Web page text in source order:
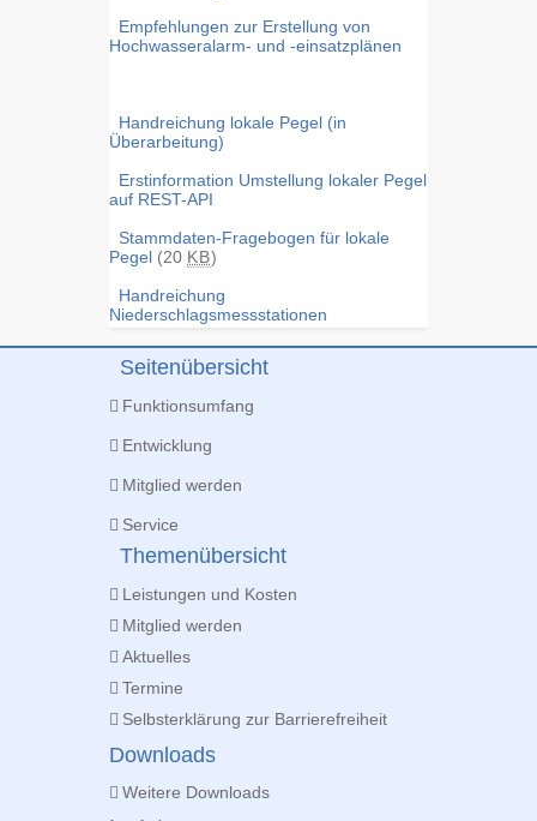
Empfehlungen zur Erstellung von
Hochwasseralarm- und -einsatzplänen
Handreichung lokale Pegel (in
Überarbeitung)
Erstinformation Umstellung lokaler Pegel
auf REST-API
Stammdaten-Fragebogen für lokale
Pegel (20 KB)
Handreichung
Niederschlagsmessstationen
Seitenübersicht
Funktionsumfang
Entwicklung
Mitglied werden
Service
Themenübersicht
Leistungen und Kosten
Mitglied werden
Aktuelles
Termine
Selbsterklärung zur Barrierefreiheit
Downloads
Weitere Downloads